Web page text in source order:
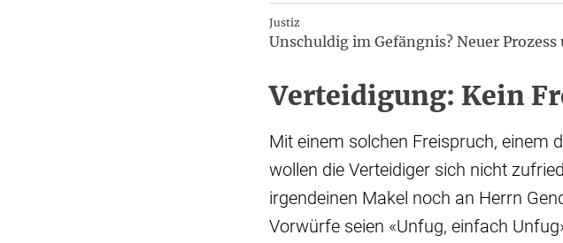
Justiz
Unschuldig im Gefängnis? Neuer
Verteidigung: Kein
Mit einem solchen Freispruch, einem
wollen die Verteidiger sich nicht
irgendeinen Makel noch an Herrn
Vorwürfe seien «Unfug, einfach